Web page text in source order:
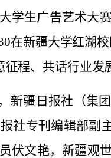
学生广告艺术大
在新疆大学红湖
征程、共话行业发
新疆日报社（集
社专刊编辑部副
伏文艳，新疆观